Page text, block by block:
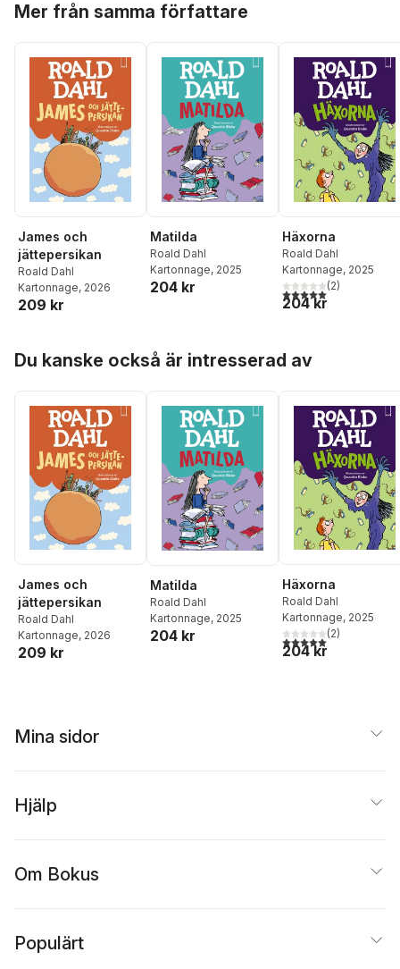
Mer från samma författare
James och
jättepersikan
Roald Dahl
Kartonnage, 2026
209 kr
Matilda
Roald Dahl
Kartonnage, 2025
204 kr
Häxorna
Roald Dahl
Kartonnage, 2025
5,0utav 5 stjärnor.
(2)
204 kr
Du kanske också är intresserad av
James och
jättepersikan
Roald Dahl
Kartonnage, 2026
209 kr
Matilda
Roald Dahl
Kartonnage, 2025
204 kr
Häxorna
Roald Dahl
Kartonnage, 2025
5,0utav 5 stjärnor.
(2)
204 kr
Mina sidor
Hjälp
Om Bokus
Populärt